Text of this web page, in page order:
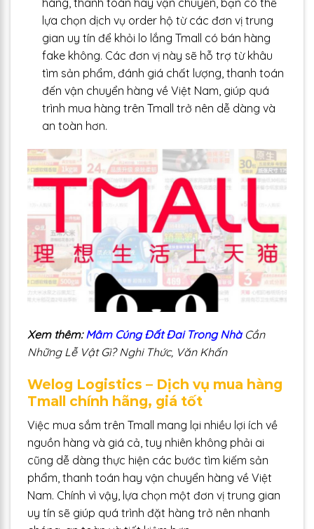
lựa chọn dịch vụ order hộ từ các đơn vị trung
gian uy tín để khỏi lo lắng Tmall có bán hàng
fake không. Các đơn vị này sẽ hỗ trợ từ khâu
tìm sản phẩm, đánh giá chất lượng, thanh toán
đến vận chuyển hàng về Việt Nam, giúp quá
trình mua hàng trên Tmall trở nên dễ dàng và
an toàn hơn.
Xem thêm:Mâm Cúng Đất Đai Trong Nhà Cần
Những Lễ Vật Gì? Nghi Thức, Văn Khấn
Welog Logistics – Dịch vụ mua hàng
Tmall chính hãng, giá tốt
Việc mua sắm trên Tmall mang lại nhiều lợi ích về
nguồn hàng và giá cả, tuy nhiên không phải ai
cũng dễ dàng thực hiện các bước tìm kiếm sản
phẩm, thanh toán hay vận chuyển hàng về Việt
Nam. Chính vì vậy, lựa chọn một đơn vị trung gian
uy tín sẽ giúp quá trình đặt hàng trở nên nhanh